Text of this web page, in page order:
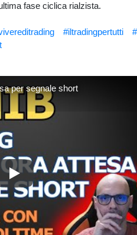
fase ciclica rialzista.
#iltradingpertutti
per segnale short
FTSEMIB Target long